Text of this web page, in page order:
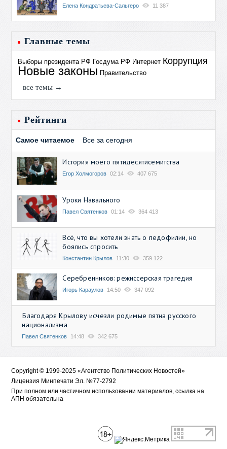
Елена Кондратьева-Сальгеро 11 387
Главные темы
Выборы президента РФ Госдума РФ Интернет Коррупция
Новые законы Правительство
все темы →
Рейтинги
Самое читаемое Все за сегодня
История моего пятидесятисемитства
Егор Холмогоров 02:14 407 675
Уроки Навального
Павел Святенков 01:14 364 413
Всё, что вы хотели знать о педофилии, но
боялись спросить
Константин Крылов 11:30 359 122
Серебренников: режиссерская трагедия
Игорь Караулов 14:50 347 092
Благодаря Крылову исчезли родимые пятна русского
национализма
Павел Святенков 14:48 342 675
Copyright © 1999-2025 «Агентство Политических Новостей»
Лицензия Минпечати Эл. №77-2792
При полном или частичном использовании материалов, ссылка на
АПН обязательна